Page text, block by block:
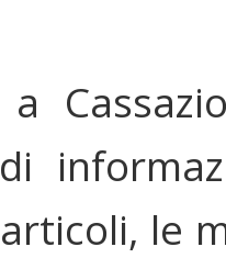
a
le